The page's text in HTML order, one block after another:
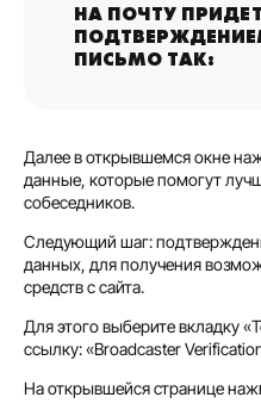
НА ПОЧТУ
ПИСЬМО ТАК:
Далее в открывшемся окне
данные, которые помогут
собеседников.
Следующий шаг:
данных, для получения
средств с сайта.
Для этого выберите вкладку
ссылку: «Broadcaster
На открывшейся странице